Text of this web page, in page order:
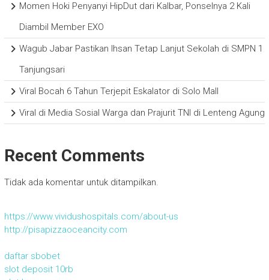
Momen Hoki Penyanyi HipDut dari Kalbar, Ponselnya 2 Kali
Diambil Member EXO
Wagub Jabar Pastikan Ihsan Tetap Lanjut Sekolah di SMPN 1
Tanjungsari
Viral Bocah 6 Tahun Terjepit Eskalator di Solo Mall
Viral di Media Sosial Warga dan Prajurit TNI di Lenteng Agung
Recent Comments
Tidak ada komentar untuk ditampilkan.
https://www.vividushospitals.com/about-us
http://pisapizzaoceancity.com
daftar sbobet
slot deposit 10rb